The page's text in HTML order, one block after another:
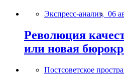
Экспресс-анализ, 06
Революция
или новая
Постсоветское